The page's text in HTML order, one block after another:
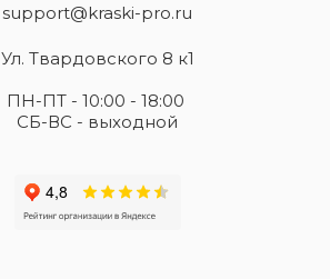
support@kraski-pro.ru
Ул. Твардовского 8 к1
ПН-ПТ - 10:00 - 18:00
СБ-ВС - выходной